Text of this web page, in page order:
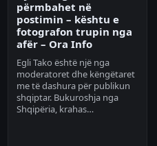
përmbahet në
postimin – kështu e
fotografon trupin nga
afër – Ora Info
Egli Tako është një nga
moderatoret dhe këngëtaret
me të dashura për publikun
shqiptar. Bukuroshja nga
Shqipëria, krahas…